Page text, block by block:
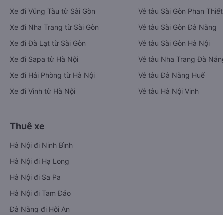
Xe đi Vũng Tàu từ Sài Gòn
Xe đi Nha Trang từ Sài Gòn
Xe đi Đà Lạt từ Sài Gòn
Xe đi Sapa từ Hà Nội
Xe đi Hải Phòng từ Hà Nội
Xe đi Vinh từ Hà Nội
Vé tàu Sài Gòn Phan Thiết
Vé tàu Sài Gòn Đà Nẵng
Vé tàu Sài Gòn Hà Nội
Vé tàu Nha Trang Đà
Vé tàu Đà Nẵng Huế
Vé tàu Hà Nội Vinh
Thuê xe
Hà Nội đi Ninh Bình
Hà Nội đi Hạ Long
Hà Nội đi Sa Pa
Hà Nội đi Tam Đảo
Đà Nẵng đi Hội An